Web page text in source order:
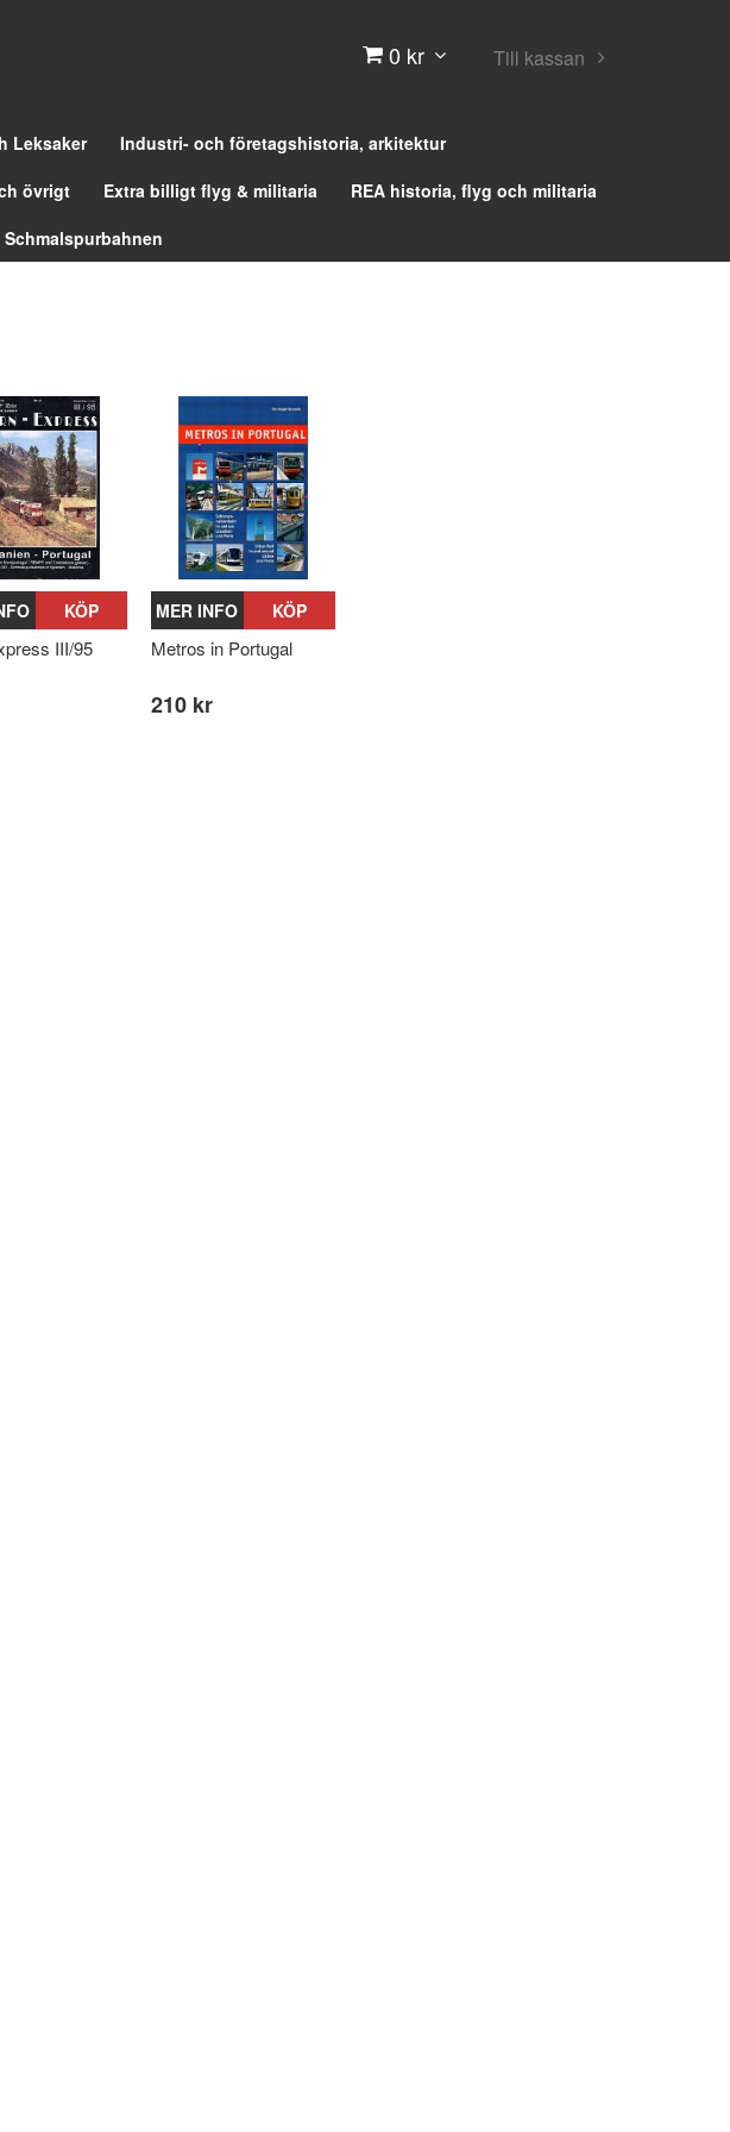
0 kr Till kassan
Leksaker
Industri- och företagshistoria, arkitektur
övrigt Extra billigt flyg & militaria
REA historia, flyg och militaria
KÖP
III/95
MER INFO KÖP
Metros in Portugal
210 kr